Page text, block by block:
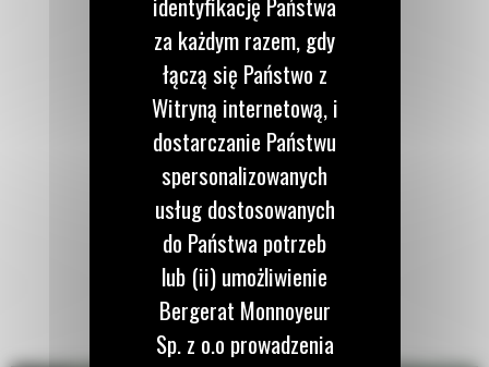
za każdym razem, gdy
łączą się Państwo z
Witryną internetową, i
dostarczanie Państwu
spersonalizowanych
usług dostosowanych
do Państwa potrzeb
lub (ii) umożliwienie
Bergerat Monnoyeur
Sp. z o.o prowadzenia